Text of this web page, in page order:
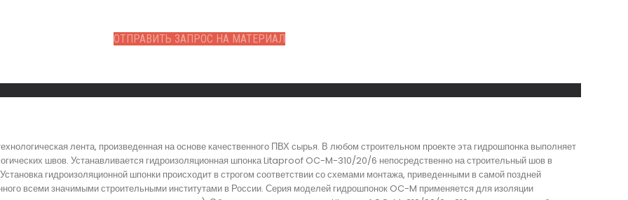
ОТПРАВИТЬ ЗАПРОС НА МАТЕРИАЛ
лента, произведенная на основе качественного ПВХ сырья. В любом строительном проекте эта гидрошпонка выполняет
швов. Устанавливается гидроизоляционная шпонка Litaproof OC-M-310/20/6 непосредственно на строительный шов в
гидроизоляционной шпонки происходит в строгом соответствии со схемами монтажа, приведенными в самой поздней
всеми значимыми строительными институтами в России. Серия моделей гидрошпонок OC-M применяется для изоляции